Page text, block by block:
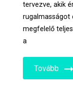
tervezve, akik
rugalmasságot
megfelelő
a
Tovább